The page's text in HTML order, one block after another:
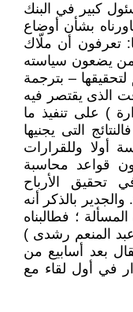
كبير في البنك
بشأن أوضاع
دولار وقلنا: تعرفون أن ملّاك
من يضعون سياسته
لتحقيقها – بترجمة
الذى يقتصر فيه
) على تنفيذ ما
التى يجنيها
أولا وللقرارات
قواعد محاسبة
تحقيق الأرباح
بالذكر أنه
؛ فطالبناه
عبد المنعم رشدى )
بعد أسابيع من
في أول لقاء مع